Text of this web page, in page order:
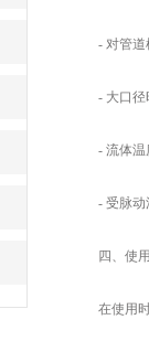
- 对管道机
- 大口径时
- 流体温度
- 受脉动流
四、使用
在使用时